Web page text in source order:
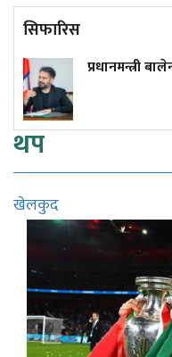
सिफारिस
बालेनले फेरि 'देर' नगरून्!
थप
खेलकुद